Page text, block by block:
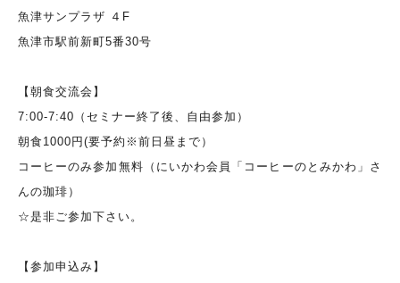
魚津サンプラザ ４F
魚津市駅前新町5番30号
【朝食交流会】
7:00-7:40（セミナー終了後、自由参加）
朝食1000円(要予約※前日昼まで）
コーヒーのみ参加無料（にいかわ会員「コーヒーのとみかわ」さ
んの珈琲）
☆是非ご参加下さい。
【参加申込み】